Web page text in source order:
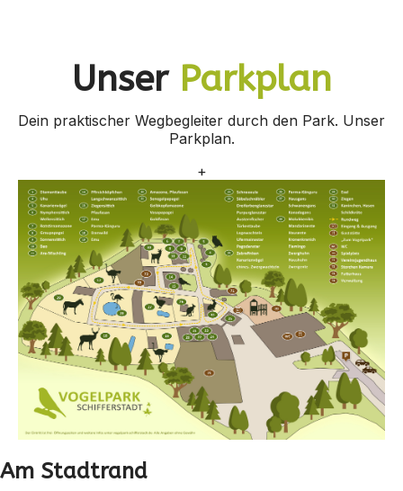
Unser Parkplan
Dein praktischer Wegbegleiter durch den Park. Unser
Parkplan.
+
Am Stadtrand